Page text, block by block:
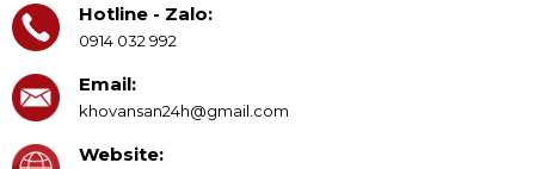
Hotline - Zalo:
0914 032 992
Email:
khovansan24h@gmail.com
Website: